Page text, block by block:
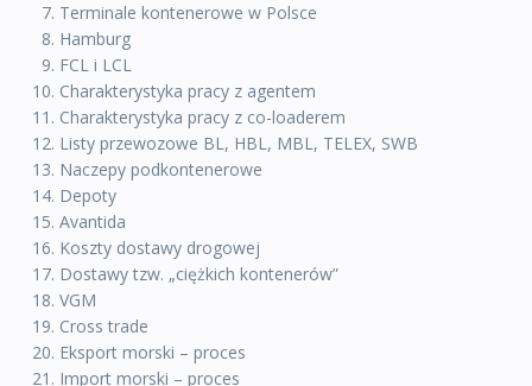
Terminale kontenerowe w Polsce
Hamburg
FCL i LCL
Charakterystyka pracy z agentem
Charakterystyka pracy z co-loaderem
Listy przewozowe BL, HBL, MBL, TELEX, SWB
Naczepy podkontenerowe
Depoty
Avantida
Koszty dostawy drogowej
Dostawy tzw. „ciężkich kontenerów”
VGM
Cross trade
Eksport morski – proces
Import morski – proces